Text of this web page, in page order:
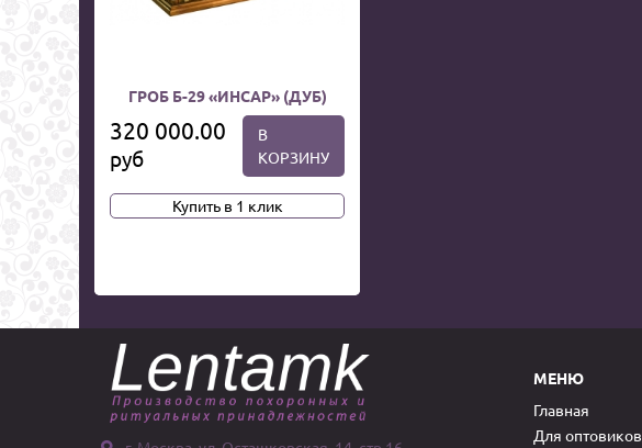
ГРОБ Б-29 «ИНСАР» (ДУБ)
320 000.00
руб
В
КОРЗИНУ
Купить в 1 клик
МЕНЮ
Главная
Для оптовиков